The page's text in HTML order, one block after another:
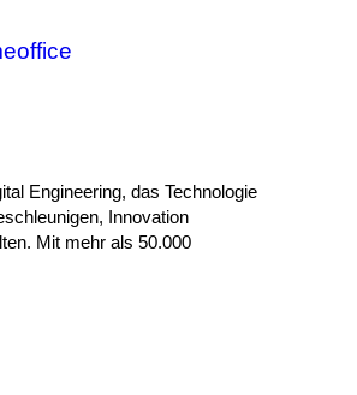
Engineering, das Technologie
Innovation
Mit mehr als 50.000